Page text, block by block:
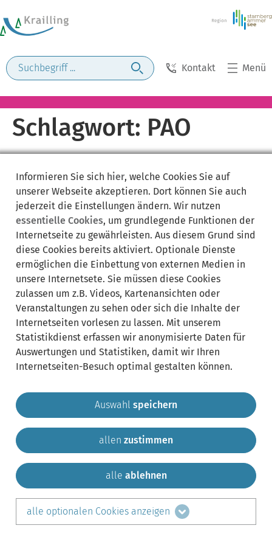
Kontakt Menü
Schlagwort: PAO
Gemeinde Krailling Impressum
Sitemap
Kontakt
teilen auf:
LinkedIn
Informieren Sie sich hier, welche Cookies Sie auf
unserer Webseite akzeptieren. Dort können Sie auch
jederzeit die Einstellungen ändern. Wir nutzen
essentielle Cookies, um grundlegende Funktionen der
Internetseite zu gewährleisten. Aus diesem Grund sind
diese Cookies bereits aktiviert. Optionale Dienste
ermöglichen die Einbettung von externen Medien in
unsere Internetsete. Sie müssen diese Cookies
zulassen um z.B. Videos, Kartenansichten oder
Veranstaltungen zu sehen oder sich die Inhalte der
Internetseiten vorlesen zu lassen. Mit unserem
Statistikdienst erfassen wir anonymisierte Daten für
Auswertungen und Statistiken, damit wir Ihren
Internetseiten-Besuch optimal gestalten können.
Auswahl speichern
allen zustimmen
alle ablehnen
alle optionalen Cookies anzeigen